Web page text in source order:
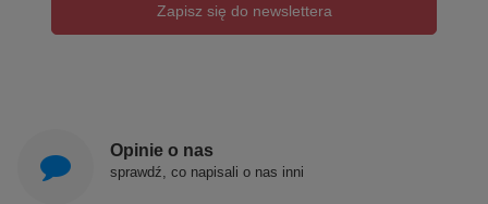
Zapisz się do newslettera
Opinie o nas
sprawdź, co napisali o nas inni